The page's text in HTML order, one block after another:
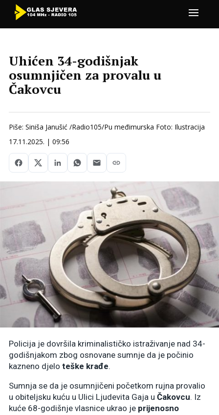
Uhićen 34-godišnjak
osumnjičen za provalu u
Čakovcu
Piše: Siniša Janušić /Radio105/Pu međimurska Foto: Ilustracija
17.11.2025. | 09:56
Policija je dovršila kriminalističko istraživanje nad 34-
godišnjakom zbog osnovane sumnje da je počinio
kazneno djelo teške krađe.
Sumnja se da je osumnjičeni početkom rujna provalio
u obiteljsku kuću u Ulici Ljudevita Gaja u Čakovcu. Iz
kuće 68-godišnje vlasnice ukrao je prijenosno